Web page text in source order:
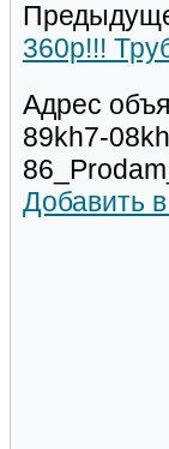
360р!!!
Адрес
89kh7-
Добавить